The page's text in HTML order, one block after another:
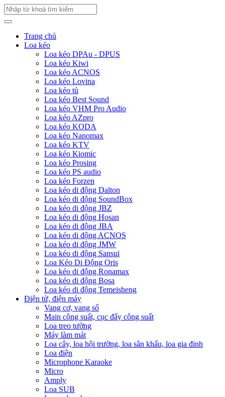
Trang chủ
Loa kéo
Loa kéo DPAu - DPUS
Loa kéo Kiwi
Loa kéo ACNOS
Loa kéo Lovina
Loa kéo tủ
Loa kéo Best Sound
Loa kéo VHM Pro Audio
Loa kéo AZpro
Loa kéo KODA
Loa kéo Nanomax
Loa kéo KTV
Loa kéo Kiomic
Loa kéo Prosing
Loa kéo PS audio
Loa kéo Forzen
Loa kéo di động Dalton
Loa kéo di động SoundBox
Loa kéo di động JBZ
Loa kéo di động Hosan
Loa kéo di động JBA
Loa kéo di động ACNOS
Loa kéo di động JMW
Loa kéo di động Sansui
Loa Kéo Di Động Oris
Loa kéo di động Ronamax
Loa kéo di động Bosa
Loa kéo di động Temeisheng
Điện tử, điện máy
Vang cơ, vang số
Main công suất, cục đẩy công suất
Loa treo tường
Máy làm mát
Loa cây, loa hội trường, loa sân khấu, loa gia đinh
Loa điện
Microphone Karaoke
Micro
Amply
Loa SUB